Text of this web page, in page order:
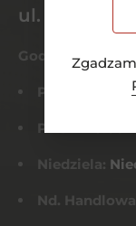
ul.
Godziny otwarcia
Pn-Czw: 8:00
Pt-Sob:
Niedziela:
Nd.